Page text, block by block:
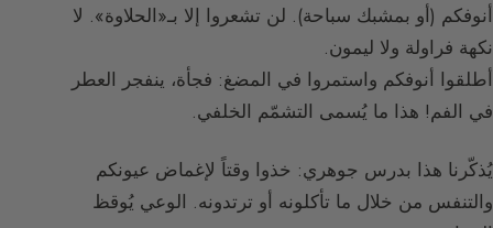
أنوفكم (أو بمشبك سباحة). لن تشعروا إلا بـ«الحلاوة». لا
نكهة فراولة ولا ليمون.
أطلقوا أنوفكم واستمروا في المضغ: فجأة، ينفجر العطر
في الفم! هذا ما يُسمى التشمّم الخلفي.
يُذكّرنا هذا بدرس جوهري: خذوا وقتاً لإغماض عيونكم
والتنفس من خلال ما تأكلونه أو ترتدونه. الوعي يُوقظ